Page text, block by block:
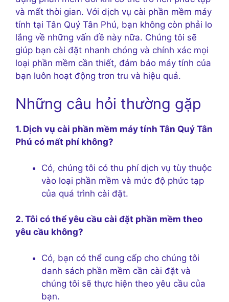
và mất thời gian. Với dịch vụ cài phần mềm máy
tính tại Tân Quý Tân Phú, bạn không còn phải lo
lắng về những vấn đề này nữa. Chúng tôi sẽ
giúp bạn cài đặt nhanh chóng và chính xác mọi
loại phần mềm cần thiết, đảm bảo máy tính của
bạn luôn hoạt động trơn tru và hiệu quả.
Những câu hỏi thường gặp
1. Dịch vụ cài phần mềm máy tính Tân Quý Tân
Phú có mất phí không?
Có, chúng tôi có thu phí dịch vụ tùy thuộc
vào loại phần mềm và mức độ phức tạp
của quá trình cài đặt.
2. Tôi có thể yêu cầu cài đặt phần mềm theo
yêu cầu không?
Có, bạn có thể cung cấp cho chúng tôi
danh sách phần mềm cần cài đặt và
chúng tôi sẽ thực hiện theo yêu cầu của
bạn.